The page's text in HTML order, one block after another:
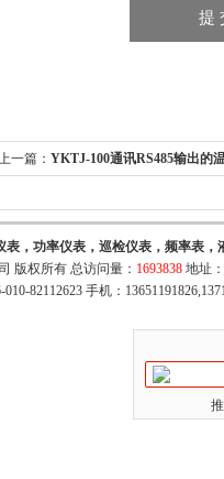
一篇： YKTJ-100通讯RS485输出的
表，功率仪表，巡检仪表，频率表
版权所有 总访问量： 1693838 地址
82112623 手机：